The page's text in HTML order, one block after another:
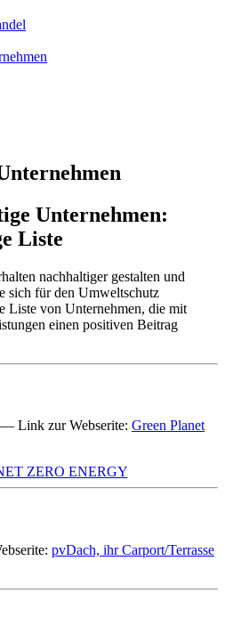
Unternehmen:
Liste
nachhaltiger gestalten und
sich für den Umweltschutz
Liste von Unternehmen, die mit
einen positiven Beitrag
— Link zur Webserite: Green Planet
pvDach, ihr Carport/Terrasse